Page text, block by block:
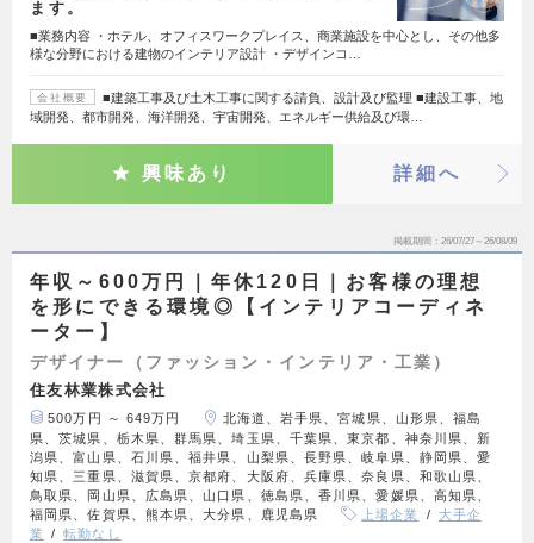
ます。
■業務内容 ・ホテル、オフィスワークプレイス、商業施設を中心とし、その他多
様な分野における建物のインテリア設計 ・デザインコ…
会社概要
■建築工事及び土木工事に関する請負、設計及び監理 ■建設工事、地
域開発、都市開発、海洋開発、宇宙開発、エネルギー供給及び環…
興味あり 詳細へ
掲載期間 26/07/27～26/08/09
年収～600万円｜年休120日｜お客様の理想
を形にできる環境◎【インテリアコーディネ
ーター】
デザイナー（ファッション・インテリア・工業）
住友林業株式会社
500万円 ～ 649万円
北海道、岩手県、宮城県、山形県、福島
県、茨城県、栃木県、群馬県、埼玉県、千葉県、東京都、神奈川県、新
潟県、富山県、石川県、福井県、山梨県、長野県、岐阜県、静岡県、愛
知県、三重県、滋賀県、京都府、大阪府、兵庫県、奈良県、和歌山県、
鳥取県、岡山県、広島県、山口県、徳島県、香川県、愛媛県、高知県、
福岡県、佐賀県、熊本県、大分県、鹿児島県
上場企業
大手企
業
転勤なし